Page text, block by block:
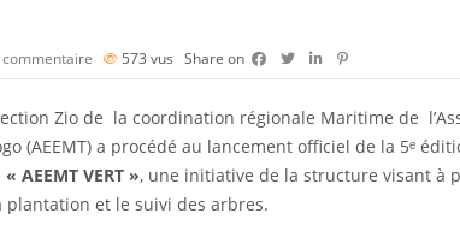
commentaire 573 vus Share on
Zio de la coordination régionale Maritime de
(AEEMT) a procédé au lancement officiel de la 5ᵉ
« AEEMT VERT », une initiative de la structure visant à
plantation et le suivi des arbres.